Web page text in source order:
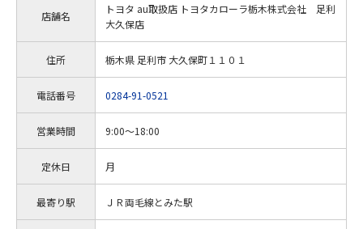
店舗名
トヨタ au取扱店 トヨタカローラ栃木株式会社 足利
大久保店
住所 栃木県 足利市 大久保町１１０１
電話番号 0284-91-0521
営業時間 9:00～18:00
定休日 月
最寄り駅 ＪＲ両毛線とみた駅